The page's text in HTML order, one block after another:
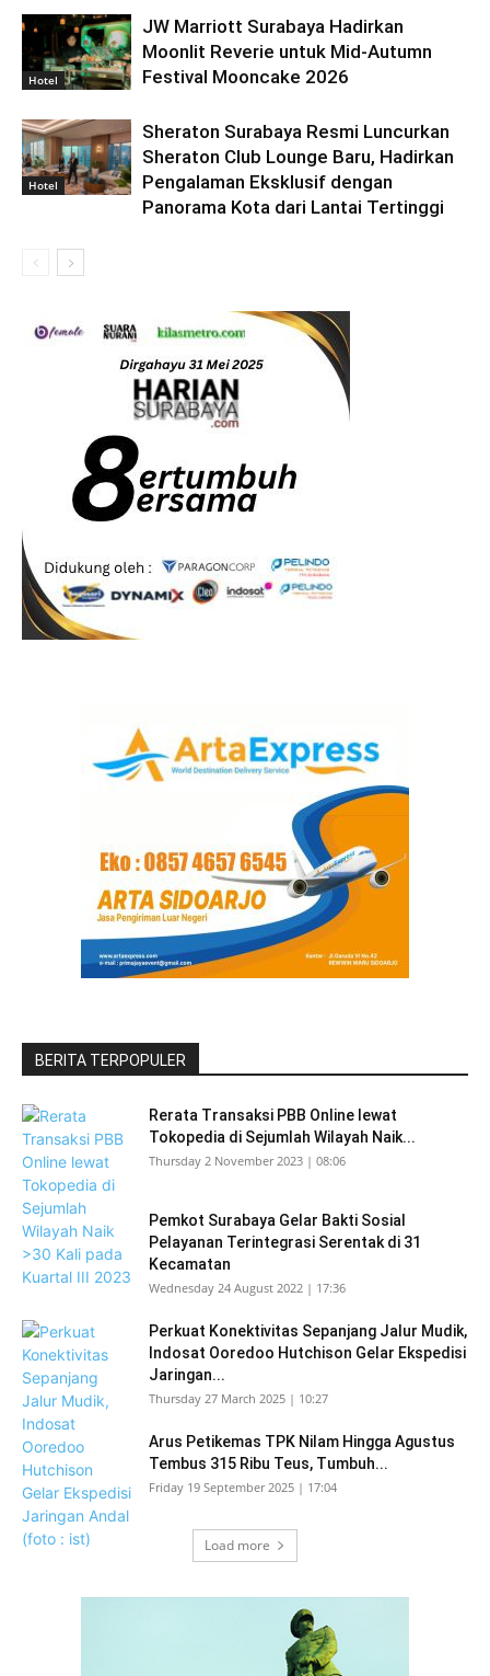
Hotel
JW Marriott Surabaya Hadirkan
Moonlit Reverie untuk Mid-Autumn
Festival Mooncake 2026
Hotel
Sheraton Surabaya Resmi Luncurkan
Sheraton Club Lounge Baru, Hadirkan
Pengalaman Eksklusif dengan
Panorama Kota dari Lantai Tertinggi
BERITA TERPOPULER
Rerata Transaksi PBB Online lewat
Tokopedia di Sejumlah Wilayah Naik...
Thursday 2 November 2023 | 08:06
Pemkot Surabaya Gelar Bakti Sosial
Pelayanan Terintegrasi Serentak di 31
Kecamatan
Wednesday 24 August 2022 | 17:36
Perkuat Konektivitas Sepanjang Jalur Mudik,
Indosat Ooredoo Hutchison Gelar Ekspedisi
Jaringan...
Thursday 27 March 2025 | 10:27
Arus Petikemas TPK Nilam Hingga Agustus
Tembus 315 Ribu Teus, Tumbuh...
Friday 19 September 2025 | 17:04
Load more